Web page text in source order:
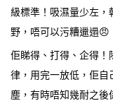
級標準！吸濕量少左
野，唔可以污糟邋遢😠
佢睇得、打得、企得
律，用完一放低，佢
塵，有時唔知幾耐之